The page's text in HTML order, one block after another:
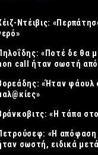
Ντέιβις:
«Ποτέ δε θα
call ήταν σωστή
«Ήταν φάουλ
«Η τάπα
«Η απόφαση
σωστή, ειδικά